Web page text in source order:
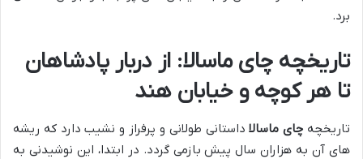
برد.
تاریخچه چای ماسالا: از دربار پادشاهان
تا هر کوچه و خیابان هند
تاریخچه چای ماسالاداستانی طولانی و پرفراز و نشیب دارد که ریشه
های آن به هزاران سال پیش بازمی گردد. در ابتدا، این نوشیدنی به